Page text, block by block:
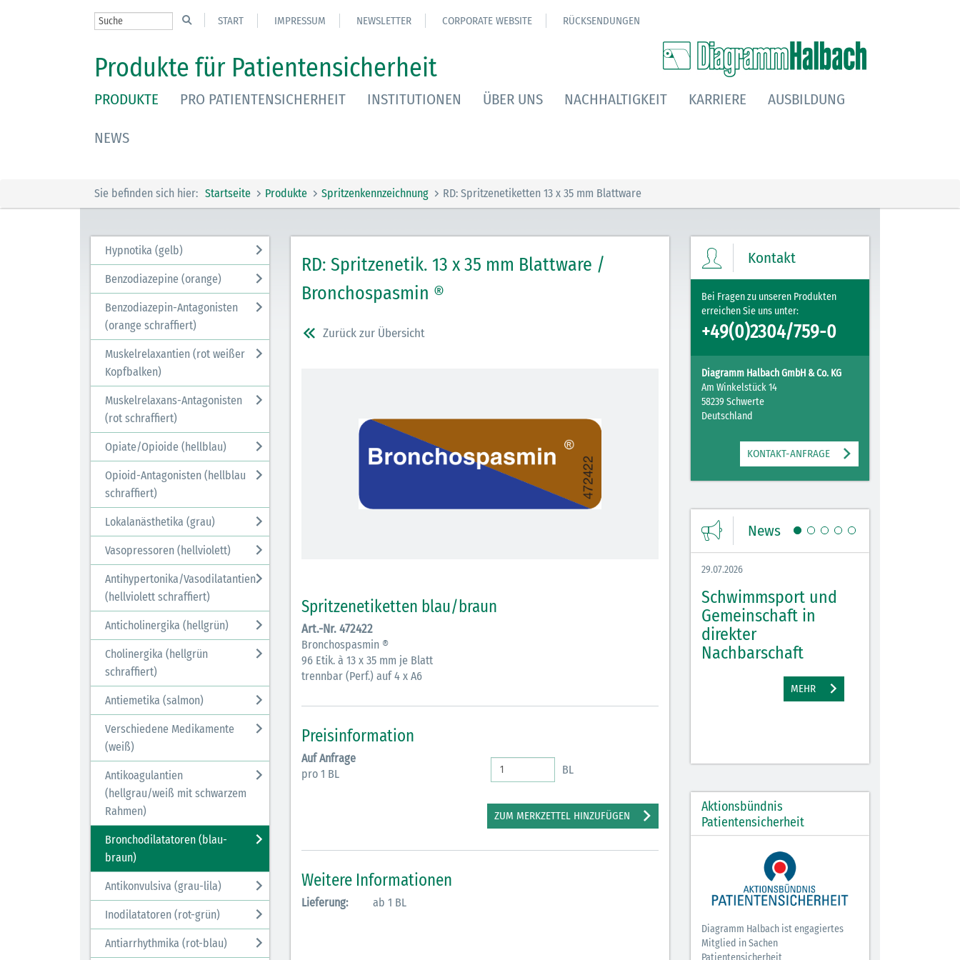
START IMPRESSUM NEWSLETTER CORPORATE WEBSITE RÜCKSENDUNGEN
Produkte für Patientensicherheit
PRODUKTE PRO PATIENTENSICHERHEIT INSTITUTIONEN ÜBER UNS NACHHALTIGKEIT KARRIERE AUSBILDUNG
NEWS
Sie befinden sich hier: Startseite Produkte Spritzenkennzeichnung RD: Spritzenetiketten 13 x 35 mm Blattware
Hypnotika (gelb)
Benzodiazepine (orange)
Benzodiazepin-Antagonisten
(orange schraffiert)
Muskelrelaxantien (rot weißer
Kopfbalken)
Muskelrelaxans-Antagonisten
(rot schraffiert)
Opiate/Opioide (hellblau)
Opioid-Antagonisten (hellblau
schraffiert)
Lokalanästhetika (grau)
Vasopressoren (hellviolett)
Antihypertonika/Vasodilatantien
(hellviolett schraffiert)
Anticholinergika (hellgrün)
Cholinergika (hellgrün
schraffiert)
Antiemetika (salmon)
Verschiedene Medikamente
(weiß)
Antikoagulantien
(hellgrau/weiß mit schwarzem
Rahmen)
Bronchodilatatoren (blau-
braun)
Antikonvulsiva (grau-lila)
Inodilatatoren (rot-grün)
Antiarrhythmika (rot-blau)
RD: Spritzenetik. 13 x 35 mm Blattware /
Bronchospasmin ®
Zurück zur Übersicht
Spritzenetiketten blau/braun
Art.-Nr. 472422
Bronchospasmin ®
96 Etik. à 13 x 35 mm je Blatt
trennbar (Perf.) auf 4 x A6
Preisinformation
Auf Anfrage
pro 1 BL
BL
ZUM MERKZETTEL HINZUFÜGEN
Weitere Informationen
Lieferung: ab 1 BL
Kontakt
Bei Fragen zu unseren Produkten
erreichen Sie uns unter:
+49(0)2304/759-0
Diagramm Halbach GmbH & Co. KG
Am Winkelstück 14
58239 Schwerte
Deutschland
KONTAKT-ANFRAGE
News
29.07.2026
Schwimmsport und
Gemeinschaft in
direkter
Nachbarschaft
MEHR
Aktionsbündnis
Patientensicherheit
Diagramm Halbach ist engagiertes
Mitglied in Sachen
Patientensicherheit